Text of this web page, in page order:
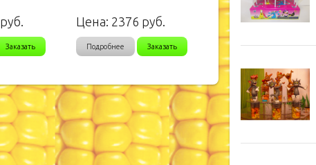
руб.
Заказать
Цена: 2376 руб.
Подробнее Заказать